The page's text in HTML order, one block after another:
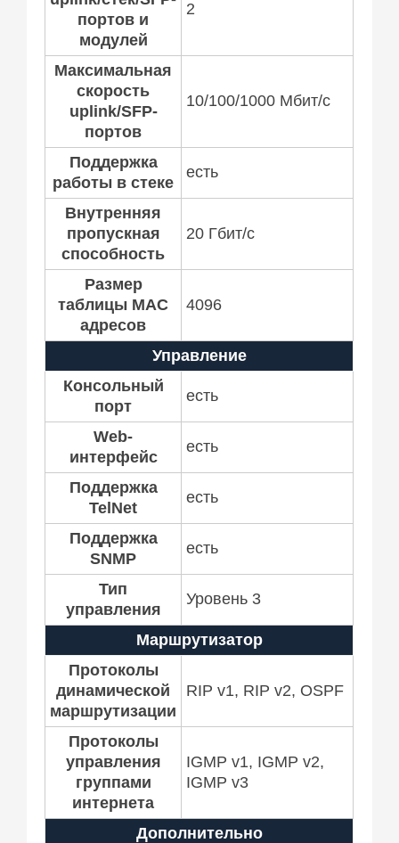
портов и
модулей
2
Максимальная
скорость
uplink/SFP-
портов
10/100/1000 Мбит/c
Поддержка
работы в стеке
есть
Внутренняя
пропускная
способность
20 Гбит/c
Размер
таблицы MAC
адресов
4096
Управление
Консольный
порт
есть
Web-
интерфейс
есть
Поддержка
TelNet
есть
Поддержка
SNMP
есть
Тип
управления
Уровень 3
Маршрутизатор
Протоколы
динамической
маршрутизации
RIP v1, RIP v2, OSPF
Протоколы
управления
группами
интернета
IGMP v1, IGMP v2,
IGMP v3
Дополнительно